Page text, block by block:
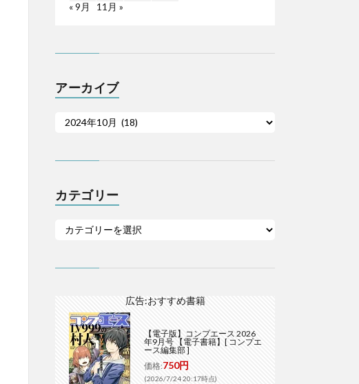
« 9月
11月 »
アーカイブ
カテゴリー
広告:おすすめ書籍
【電子版】コンプエース 2026
年9月号 【電子書籍】[ コンプエ
ース編集部 ]
価格:750円
(2026/7/24 20:17時点)